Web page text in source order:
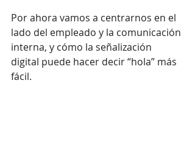
Por ahora vamos a centrarnos en el
lado del empleado y la comunicación
interna, y cómo la señalización
digital puede hacer decir “hola” más
fácil.